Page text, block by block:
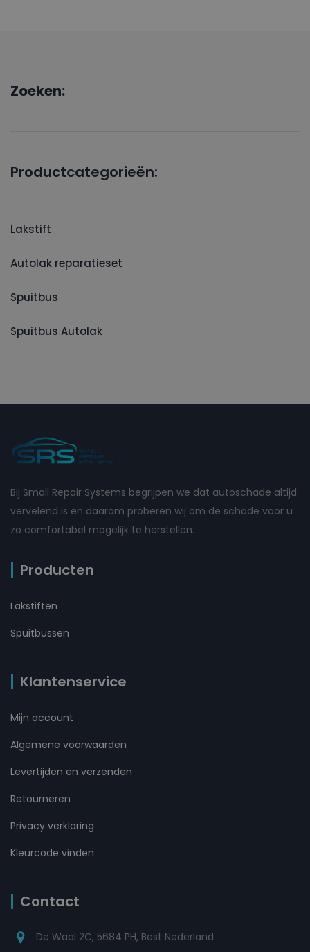
Zoeken:
Productcategorieën:
Lakstift
Autolak reparatieset
Spuitbus
Spuitbus Autolak
Bij Small Repair Systems begrijpen we dat autoschade altijd
vervelend is en daarom proberen wij om de schade voor u
zo comfortabel mogelijk te herstellen.
Producten
Lakstiften
Spuitbussen
Klantenservice
Mijn account
Algemene voorwaarden
Levertijden en verzenden
Retourneren
Privacy verklaring
Kleurcode vinden
Contact
De Waal 2C, 5684 PH, Best Nederland